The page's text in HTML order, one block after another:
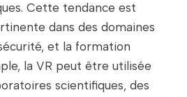
Cette tendance est
dans des domaines
et la formation
la VR peut être utilisée
scientifiques, des